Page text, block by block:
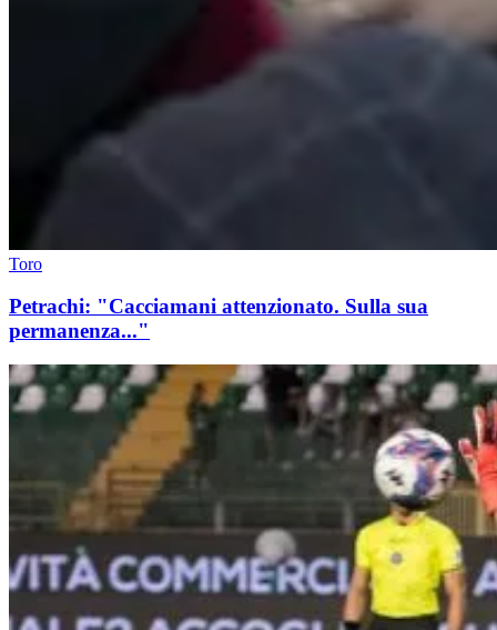
Toro
Petrachi: "Cacciamani attenzionato. Sulla sua
permanenza..."